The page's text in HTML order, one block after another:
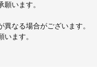
います。
なる場合がございます。
ます。